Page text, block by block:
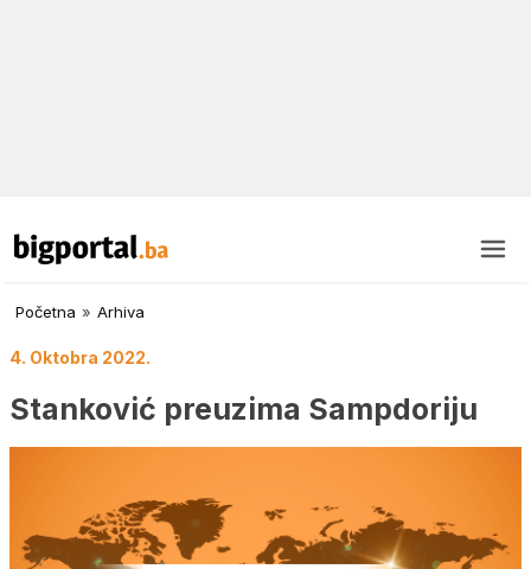
Početna » Arhiva
4. Oktobra 2022.
Stanković preuzima Sampdoriju